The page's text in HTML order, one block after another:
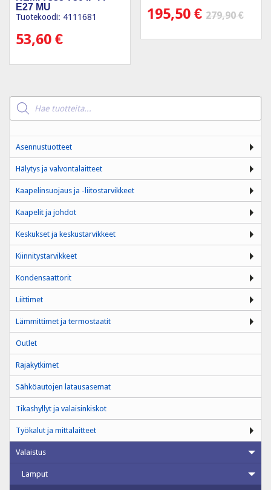
E27 MU
Tuotekoodi: 4111681
53,60 €
195,50€ 279,90€
Products
search
Asennustuotteet
Hälytys ja valvontalaitteet
Kaapelinsuojaus ja -liitostarvikkeet
Kaapelit ja johdot
Keskukset ja keskustarvikkeet
Kiinnitystarvikkeet
Kondensaattorit
Liittimet
Lämmittimet ja termostaatit
Outlet
Rajakytkimet
Sähköautojen latausasemat
Tikashyllyt ja valaisinkiskot
Työkalut ja mittalaitteet
Valaistus
Lamput